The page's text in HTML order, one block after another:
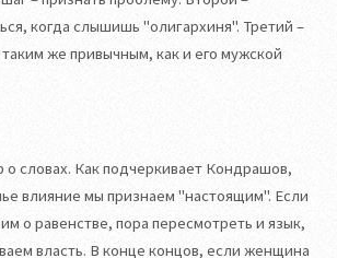
когда слышишь "олигархиня". Третий –
же привычным, как и его мужской
о словах. Как подчеркивает Кондрашов,
влияние мы признаем "настоящим". Если
о равенстве, пора пересмотреть и язык,
власть. В конце концов, если женщина